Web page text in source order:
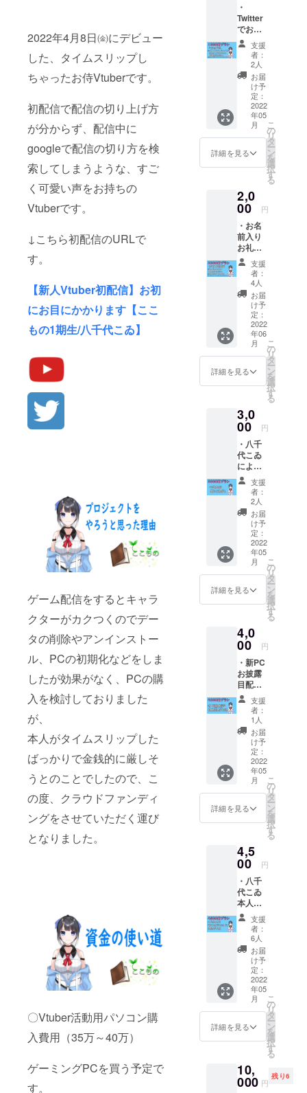
2022年4月8日㈮にデビュー
した、タイムスリップし
ちゃったお侍Vtuberです。
初配信で配信の切り上げ方
が分からず、配信中に
googleで配信の切り方を検
索してしまうような、すご
く可愛い声をお持ちの
Vtuberです。
↓こちら初配信のURLで
す。
【新人Vtuber初配信】お初
にお目にかかります【ここ
もの1期生/八千代こゐ】
ゲーム配信をするとキャラ
クターがカクつくのでデー
タの削除やアンインストー
ル、PCの初期化などをしま
したが効果がなく、PCの購
入を検討しておりました
が、
本人がタイムスリップした
ばっかりで金銭的に厳しそ
うとのことでしたので、こ
の度、クラウドファンディ
ングをさせていただく運び
となりました。
〇Vtuber活動用パソコン購
入費用（35万～40万）
ゲーミングPCを買う予定で
す。
・
Twitter
でお礼
※アカウ
ント名
か呼ん
で欲し
い名前
を記載
します
ので、
そのど
ちらか
を備考
欄にお
書きく
い。 ※
公序良
俗に反
するお
名前は
書きま
せん。
支援
者：
2人
お届
け予
定：
2022
年05
月
詳細を見る
こ
の
リ
タ
ー
ン
を
選
択
す
る
2,0
00 円
・お名
前入り
お礼動
画 ※呼
んで欲
しいお
名前を
備考欄
にお書
きくだ
さい。
※公序良
俗に反
するお
名前は
お断り
いただ
く場合
がござ
いま
す。
支援
者：
4人
お届
け予
定：
2022
年06
月
詳細を見る
こ
の
リ
タ
ー
ン
を
選
択
す
る
3,0
00 円
・八千
代こゐ
による
目覚ま
し＆お
休みボ
イス
支援
者：
2人
お届
け予
定：
2022
年05
月
詳細を見る
こ
の
リ
タ
ー
ン
を
選
択
す
る
4,0
00 円
・新PC
お披露
目配信
にてお
名前を
読み上
げての
お礼 呼
んで欲
しいお
名前を
備考欄
にお書
きくだ
さい。
※公序良
するお
名前は
お断り
させて
いただ
く場合
がござ
いま
す。
支援
者：
1人
お届
け予
定：
2022
年05
月
詳細を見る
こ
の
リ
タ
ー
ン
を
選
択
す
る
4,5
00 円
・八千
代こゐ
本人に
よる直
筆サイ
ンとオ
リジナ
ルメッ
セージ
入りCF
限定オ
リジナ
ル壁紙
支援
者：
6人
お届
け予
定：
2022
年05
月
詳細を見る
こ
の
リ
タ
ー
ン
を
選
択
す
る
10,
000 円
残り6